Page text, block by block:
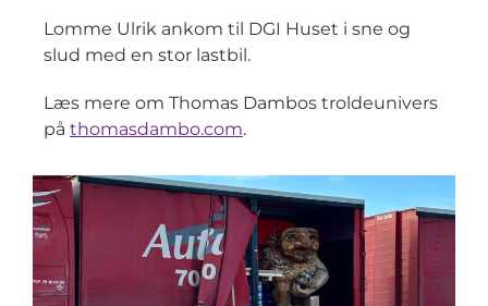
Lomme Ulrik ankom til DGI Huset i sne og
slud med en stor lastbil.
Læs mere om Thomas Dambos troldeunivers
på thomasdambo.com.